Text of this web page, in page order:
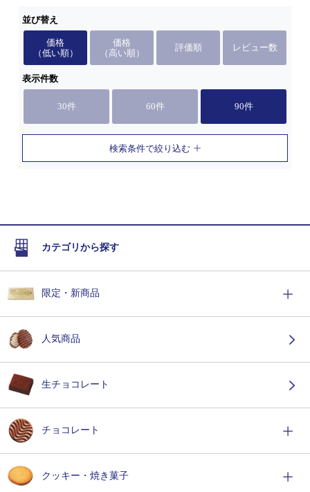
並び替え
価格
（低い順）
価格
（高い順）
評価順 レビュー数
表示件数
30件 60件 90件
検索条件で絞り込む
カテゴリから探す
限定・新商品
人気商品
生チョコレート
チョコレート
クッキー・焼き菓子